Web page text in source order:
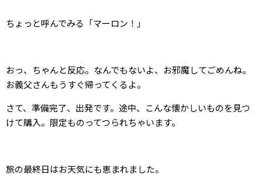
ちょっと呼んでみる「マーロン！」
おっ、ちゃんと反応。なんでもないよ、お邪魔してごめんね。
お義父さんもうすぐ帰ってくるよ。
さて、準備完了、出発です。途中、こんな懐かしいものを見つ
けて購入。限定ものってつられちゃいます。
旅の最終日はお天気にも恵まれました。